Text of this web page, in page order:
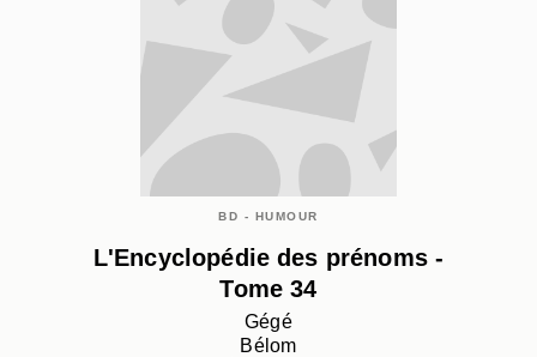
BD - HUMOUR
L'Encyclopédie des prénoms -
Tome 34
Gégé
Bélom